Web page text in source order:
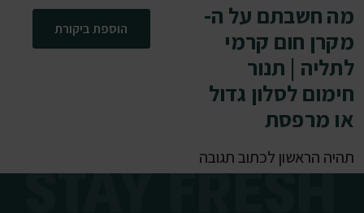
מה חשבתם על ה-
מקרן חום קרמי
לתליה | תנור
חימום לסלון גדול
או מרפסת
תהיה הראשון לכתוב תגובה
הוספת ביקורת